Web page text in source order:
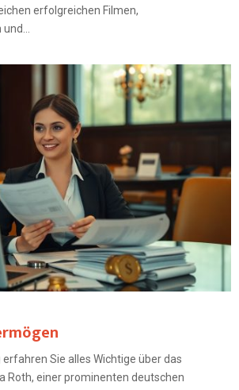
erfolgreichen Filmen,
Sie alles Wichtige über das
Roth, einer prominenten deutschen